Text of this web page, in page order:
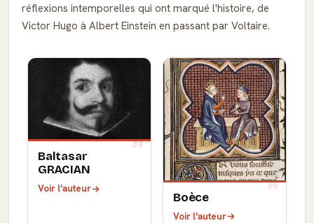
réflexions intemporelles qui ont marqué l'histoire, de
Victor Hugo à Albert Einstein en passant par Voltaire.
Baltasar
GRACIAN
Voir l'auteur
Boèce
Voir l'auteur